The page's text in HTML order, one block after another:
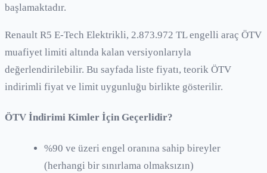
başlamaktadır.
Renault R5 E-Tech Elektrikli, 2.873.972 TL engelli araç ÖTV
muafiyet limiti altında kalan versiyonlarıyla
değerlendirilebilir. Bu sayfada liste fiyatı, teorik ÖTV
indirimli fiyat ve limit uygunluğu birlikte gösterilir.
ÖTV İndirimi Kimler İçin Geçerlidir?
%90 ve üzeri engel oranına sahip bireyler
(herhangi bir sınırlama olmaksızın)